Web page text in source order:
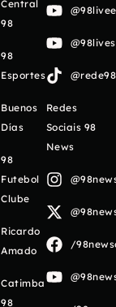
Central
98
98
Esportes
Buenos
Días
98
Futebol
Clube
Ricardo
Amado
Catimba
98
Redes
Sociais 98
News
/